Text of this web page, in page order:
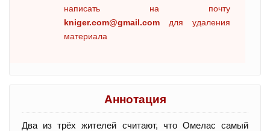
написать на почту
kniger.com@gmail.com для удаления
материала
Аннотация
Два из трёх жителей считают, что Омелас самый